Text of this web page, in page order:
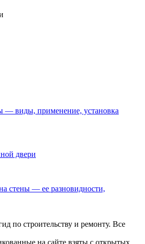
— виды, применение, установка
двери
стены — ее разновидности,
по строительству и ремонту. Все
на сайте взяты с открытых